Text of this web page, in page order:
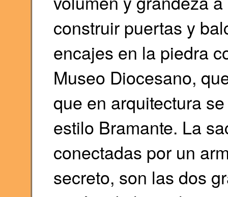
construir puertas y
encajes en la piedra
Museo Diocesano,
que en arquitectura
estilo Bramante. La
conectadas por un
secreto, son las dos